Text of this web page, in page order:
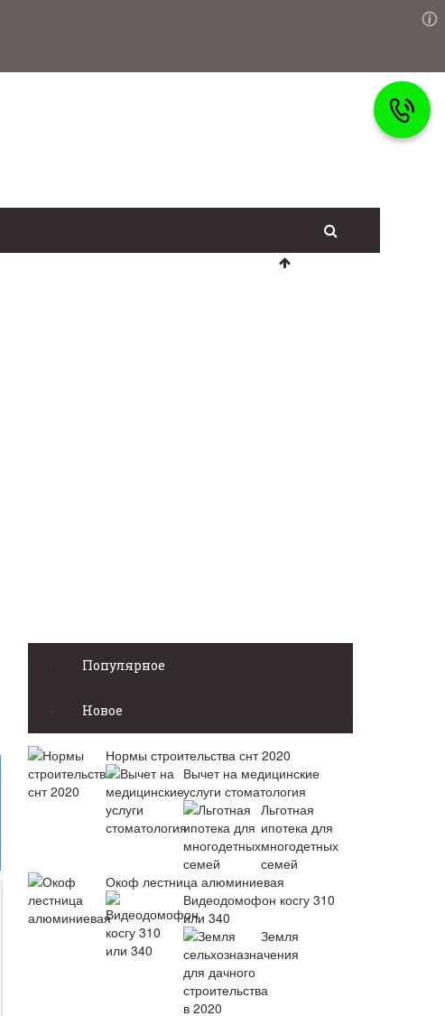
Популярное
Новое
Нормы строительства снт 2020
Вычет на медицинские
услуги стоматология
Льготная
ипотека для
многодетных
семей
Окоф лестница алюминиевая
Видеодомофон косгу 310
или 340
Земля